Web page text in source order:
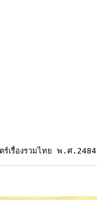
เรื่องรวมไทย พ.ศ.2484